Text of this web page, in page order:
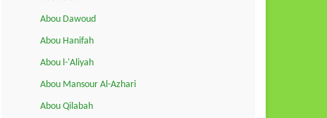
Abou Dawoud
Abou Hanifah
Abou l-'Aliyah
Abou Mansour Al-Azhari
Abou Qilabah